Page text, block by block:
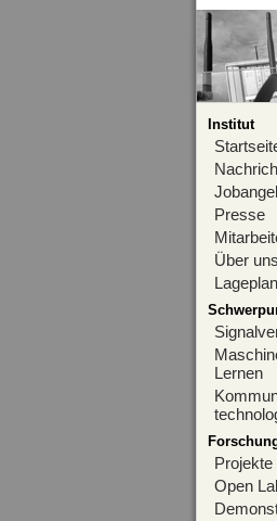
Institut
Presse
Über uns
Lageplan
Lernen
Projekte
Open